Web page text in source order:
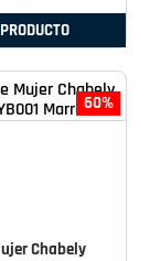
60%
Chabely